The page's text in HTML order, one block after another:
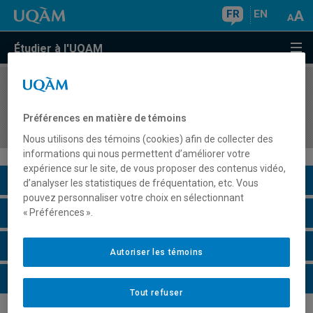
FR EN
Étudier à l'UQAM
COURS//
consolidation
Description du cours
Horaire - Été 2026
Horaire - Automne 2026
Horaire - Hiver 2027
Préférences en matière de témoins
Nous utilisons des témoins (cookies) afin de collecter des
informations qui nous permettent d’améliorer votre
expérience sur le site, de vous proposer des contenus vidéo,
d’analyser les statistiques de fréquentation, etc. Vous
pouvez personnaliser votre choix en sélectionnant
« Préférences ».
Tout refuser
Autoriser les témoins